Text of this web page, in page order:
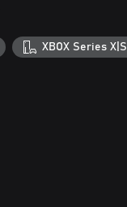
XBOX Series X|S